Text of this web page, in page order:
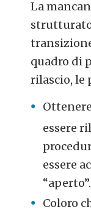
La
quadro di
rilascio, le
essere
essere
“aperto”.
Coloro